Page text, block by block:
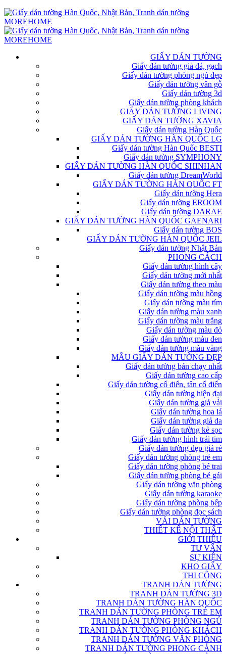
GIẤY DÁN TƯỜNG
Giấy dán tường giả đá, gạch
Giấy dán tường phòng ngủ đẹp
Giấy dán tường vân gỗ
Giấy dán tường 3d
Giấy dán tường phòng khách
GIẤY DÁN TƯỜNG LIVING
GIẤY DÁN TƯỜNG XAVIA
Giấy dán tường Hàn Quốc
GIẤY DÁN TƯỜNG HÀN QUỐC LG
Giấy dán tường Hàn Quốc BESTI
Giấy dán tường SYMPHONY
GIẤY DÁN TƯỜNG HÀN QUỐC SHINHAN
Giấy dán tường DreamWorld
GIẤY DÁN TƯỜNG HÀN QUỐC FT
Giấy dán tường Hera
Giấy dán tường EROOM
Giấy dán tường DARAE
GIẤY DÁN TƯỜNG HÀN QUỐC GAENARI
Giấy dán tường BOS
GIẤY DÁN TƯỜNG HÀN QUỐC JEIL
Giấy dán tường Nhật Bản
PHONG CÁCH
Giấy dán tường hình cây
Giấy dán tường mới nhất
Giấy dán tường theo màu
Giấy dán tường màu hồng
Giấy dán tường màu tím
Giấy dán tường màu xanh
Giấy dán tường màu trắng
Giấy dán tường màu đỏ
Giấy dán tường màu đen
Giấy dán tường màu vàng
MẪU GIẤY DÁN TƯỜNG ĐẸP
Giấy dán tường bán chạy nhất
Giấy dán tường cao cấp
Giấy dán tường cổ điển, tân cổ điển
Giấy dán tường hiện đại
Giấy dán tường giả vải
Giấy dán tường hoa lá
Giấy dán tường giả da
Giấy dán tường kẻ sọc
Giấy dán tường hình trái tim
Giấy dán tường đẹp giá rẻ
Giấy dán tường phòng trẻ em
Giấy dán tường phòng bé trai
Giấy dán tường phòng bé gái
Giấy dán tường văn phòng
Giấy dán tường karaoke
Giấy dán tường phòng bếp
Giấy dán tường phòng đọc sách
VẢI DÁN TƯỜNG
THIẾT KẾ NỘI THẤT
GIỚI THIỆU
TƯ VẤN
SỰ KIỆN
KHO GIẤY
THI CÔNG
TRANH DÁN TƯỜNG
TRANH DÁN TƯỜNG 3D
TRANH DÁN TƯỜNG HÀN QUỐC
TRANH DÁN TƯỜNG PHÒNG TRẺ EM
TRANH DÁN TƯỜNG PHÒNG NGỦ
TRANH DÁN TƯỜNG PHÒNG KHÁCH
TRANH DÁN TƯỜNG VĂN PHÒNG
TRANH DÁN TƯỜNG PHONG CẢNH